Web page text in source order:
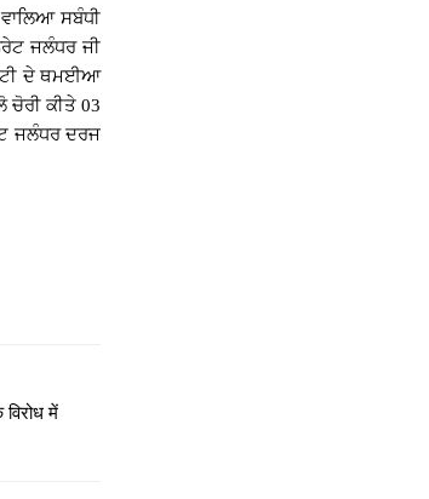
ਸਬੰਧੀ
ਜਲੰਧਰ ਜੀ
ਦੇ ਥਮਈਆ
ਕੀਤੇ 03
ਜਲੰਧਰ ਦਰਜ
में